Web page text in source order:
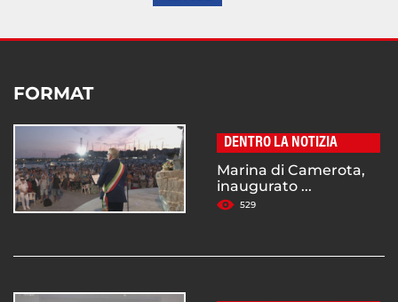
FORMAT
DENTRO LA NOTIZIA
Marina di Camerota,
inaugurato ...
529